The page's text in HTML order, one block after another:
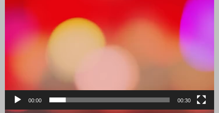
00:00 00:30